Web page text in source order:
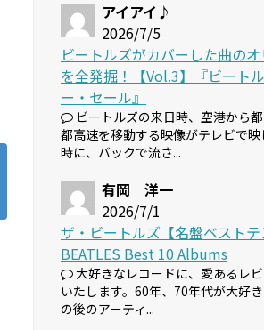
アイアイ♪
2026/7/5
ビートルズがカバーした曲の
を全発掘！【Vol.3】『ビート
ー・セール』
ビートルズの来日時、空港から
都高速を移動する映像がテレビで映
時に、バックで流さ...
有岡 洋一
2026/7/1
ザ・ビートルズ【名盤ベスト
BEATLES Best 10 Albums
大好きなレコードに、愛あるレ
いたします。60年、70年代が大好
の後のアーティ...